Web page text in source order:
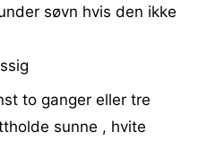
søvn hvis den ikke
to ganger eller tre
sunne , hvite